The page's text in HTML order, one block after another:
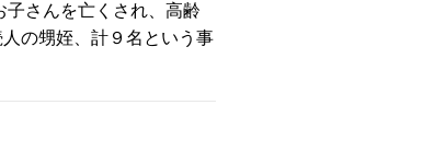
さんを亡くされ、高齢
の甥姪、計９名という事